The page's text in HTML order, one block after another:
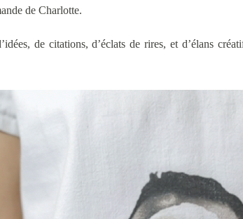
de Charlotte.
de citations, d’éclats de rires, et d’élans